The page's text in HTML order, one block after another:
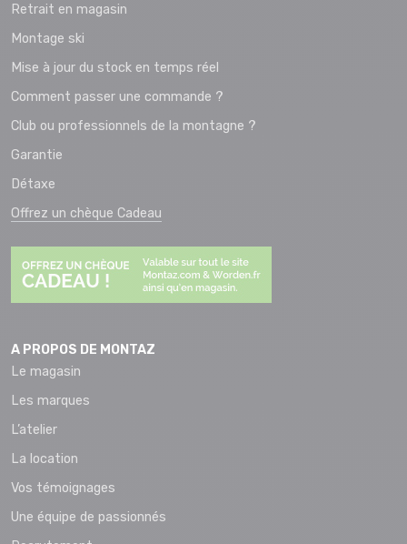
Retrait en magasin
Montage ski
Mise à jour du stock en temps réel
Comment passer une commande ?
Club ou professionnels de la montagne ?
Garantie
Détaxe
Offrez un chèque Cadeau
A PROPOS DE MONTAZ
Le magasin
Les marques
L’atelier
La location
Vos témoignages
Une équipe de passionnés